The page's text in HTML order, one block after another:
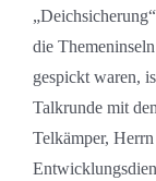
die
gespickt waren,
Talkrunde mit
Telkämper,